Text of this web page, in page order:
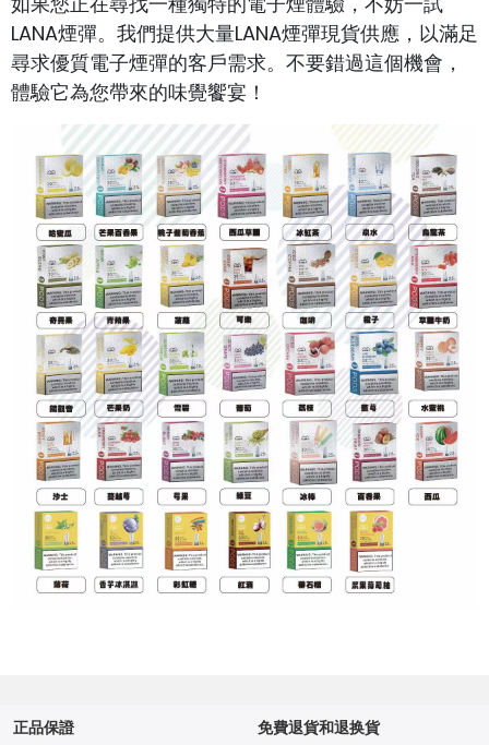
LANA煙彈。我們提供大量LANA煙彈現貨供應，以滿足
尋求優質電子煙彈的客戶需求。不要錯過這個機會，
體驗它為您帶來的味覺饗宴！
正品保證 免費退貨和退换貨